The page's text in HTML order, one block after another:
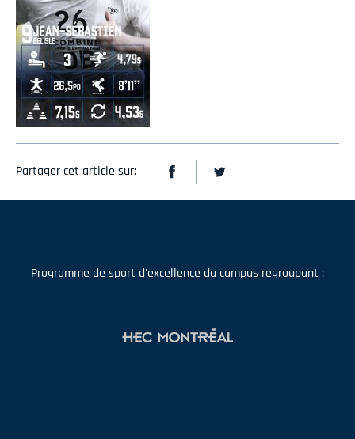
Partager cet article sur:
Programme de sport d'excellence du campus regroupant :